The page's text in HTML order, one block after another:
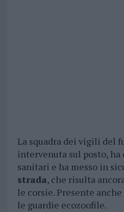
La squadra dei vigili del
intervenuta sul posto, ha
sanitari e ha messo in
strada, che risulta
le corsie. Presente
le guardie ecozoofile.